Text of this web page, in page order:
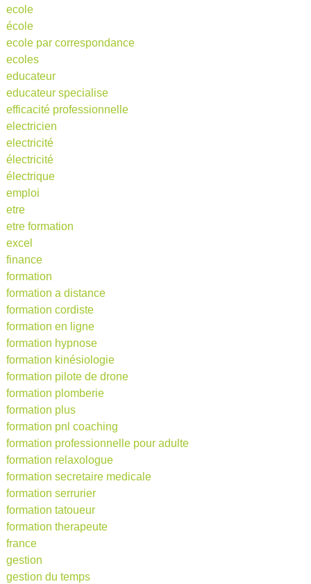
ecole
école
ecole par correspondance
ecoles
educateur
educateur specialise
efficacité professionnelle
electricien
electricité
électricité
électrique
emploi
etre
etre formation
excel
finance
formation
formation a distance
formation cordiste
formation en ligne
formation hypnose
formation kinésiologie
formation pilote de drone
formation plomberie
formation plus
formation pnl coaching
formation professionnelle pour adulte
formation relaxologue
formation secretaire medicale
formation serrurier
formation tatoueur
formation therapeute
france
gestion
gestion du temps